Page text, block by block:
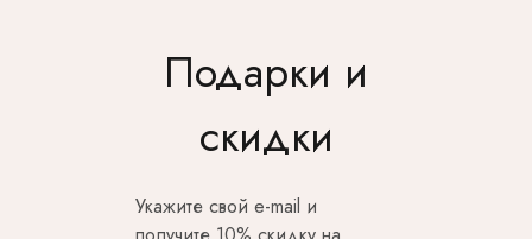
Подарки и
скидки
Укажите свой e-mail и